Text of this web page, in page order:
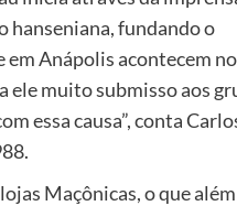
hanseniana, fundando o
em Anápolis acontecem
ele muito submisso aos
essa causa”, conta
Maçônicas, o que